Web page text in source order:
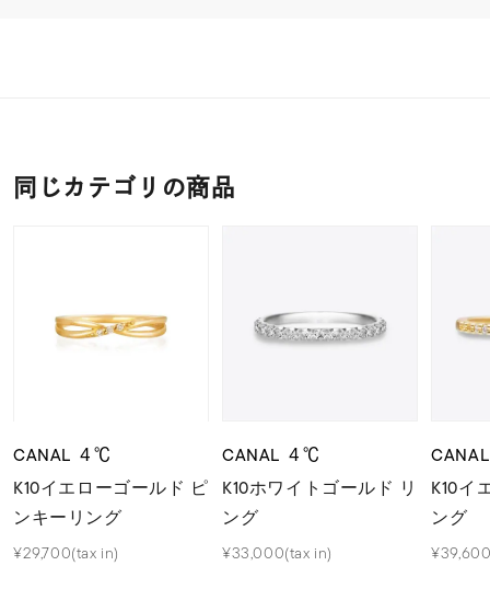
同じカテゴリの商品
CANAL ４℃
K10イエローゴールド ピ
ンキーリング
¥29,700(tax in)
CANAL ４℃
K10ホワイトゴールド リ
ング
¥33,000(tax in)
K10イ
ング